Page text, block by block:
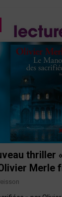
thriller
Merle